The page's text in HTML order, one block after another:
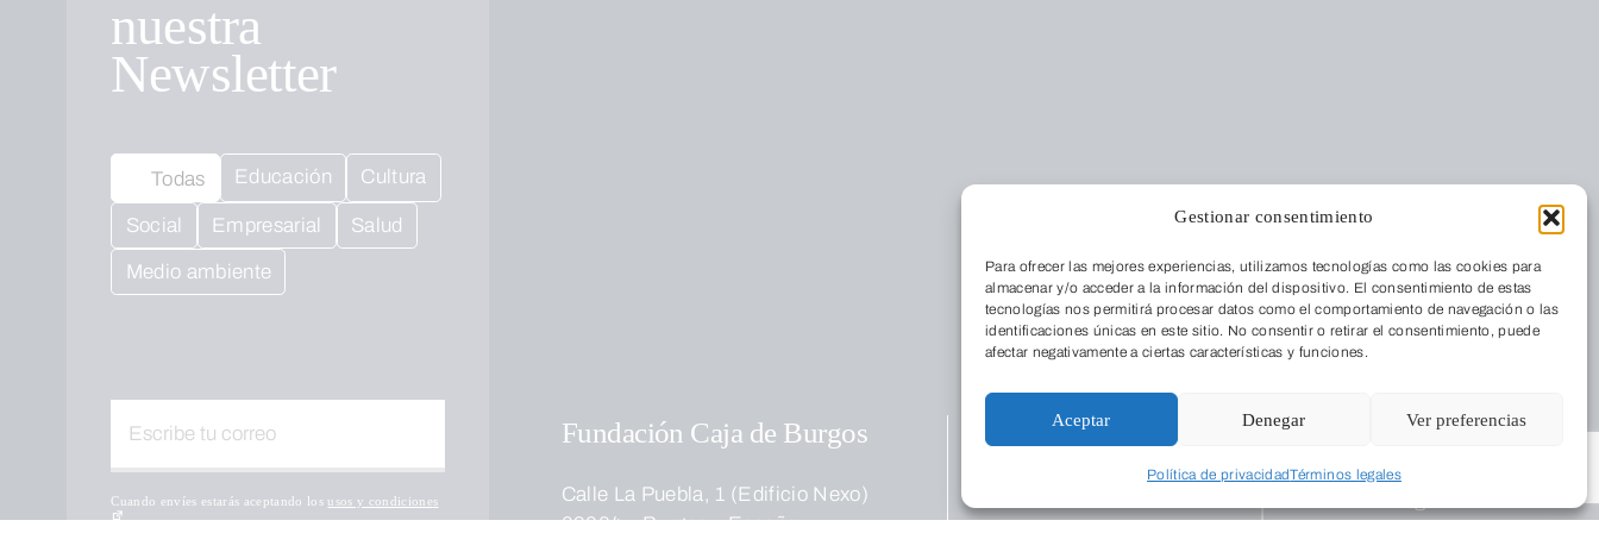
Gestionar consentimiento
Para ofrecer las mejores experiencias, utilizamos tecnologías como las cookies para
almacenar y/o acceder a la información del dispositivo. El consentimiento de estas
tecnologías nos permitirá procesar datos como el comportamiento de navegación o las
identificaciones únicas en este sitio. No consentir o retirar el consentimiento, puede
afectar negativamente a ciertas características y funciones.
Aceptar Denegar Ver preferencias
Política de privacidadTérminos legales
nuestra
Newsletter
Todas Educación Cultura
Social Empresarial Salud
Medio ambiente
Cuando envíes estarás aceptando los usos y condiciones
Fundación Caja de Burgos
Calle La Puebla, 1 (Edificio Nexo)
09004 – Burgos – España
Dónde estamos
La Revista
Trabaja con
Educación
Colegios
Programa
Cordia
Medio Ambiente
Aulas de Medio
Publicaciones
Empresarial